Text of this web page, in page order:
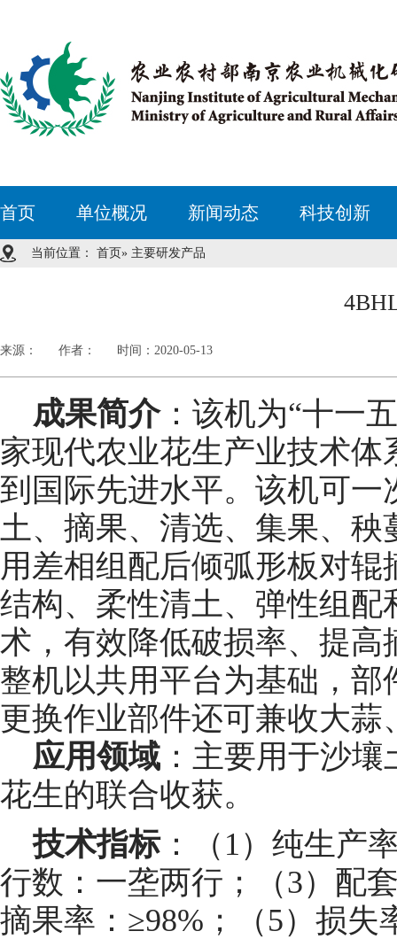
首页 单位概况 新闻动态 科技创新
当前位置： 首页» 主要研发产品
来源： 作者： 时间：2020-05-13
成果简介：该机为“十一
家现代农业花生产业技术
到国际先进水平。该机可
土、摘果、清选、集果、
用差相组配后倾弧形板对辊
结构、柔性清土、弹性组配
术，有效降低破损率、提
整机以共用平台为基础，
更换作业部件还可兼收大蒜
应用领域 ：主要用于沙
花生的联合收获。
技术指标：（ 1 ）纯生产
行数：一垄两行；（3）配
摘果率： ≥98% ；（5）损失